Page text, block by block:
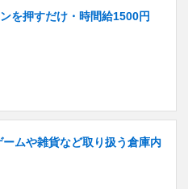
を押すだけ・時間給1500円
ムや雑貨など取り扱う倉庫内